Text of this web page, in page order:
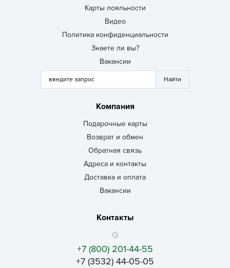
Карты лояльности
Видео
Политика конфиденциальности
Знаете ли вы?
Вакансии
Компания
Подарочные карты
Возврат и обмен
Обратная связь
Адреса и контакты
Доставка и оплата
Вакансии
Контакты
+7 (800) 201-44-55
+7 (3532) 44-05-05